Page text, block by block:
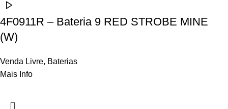
4F0911R – Bateria 9 RED STROBE MINE
(W)
Venda Livre, Baterias
Mais Info